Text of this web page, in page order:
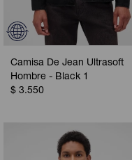
Camisa De Jean Ultrasoft
Hombre - Black 1
$ 3.550